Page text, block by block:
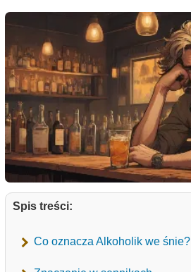
Spis treści:
Co oznacza Alkoholik we śnie?